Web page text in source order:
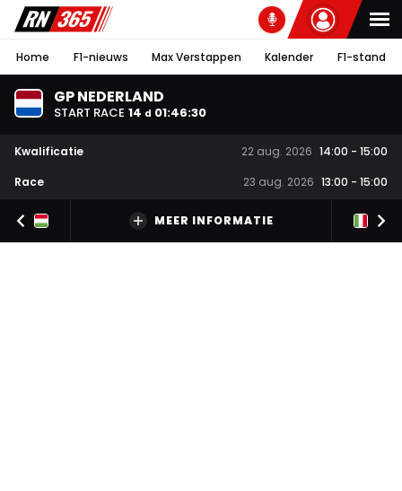
Home F1-nieuws Max Verstappen Kalender F1-stand
GP NEDERLAND
START RACE 14 d 01:46:29
Kwalificatie 22 aug. 2026 14:00 - 15:00
Race
23 aug. 2026 13:00 - 15:00
MEER INFORMATIE